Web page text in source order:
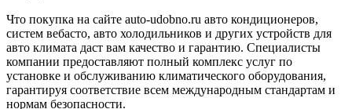
Что покупка на сайте auto-udobno.ru авто кондиционеров,
систем вебасто, авто холодильников и других устройств для
авто климата даст вам качество и гарантию. Специалисты
компании предоставляют полный комплекс услуг по
установке и обслуживанию климатического оборудования,
гарантируя соответствие всем международным стандартам и
нормам безопасности.